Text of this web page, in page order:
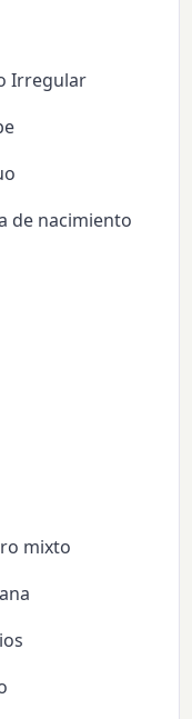
Irregular
de nacimiento
mixto